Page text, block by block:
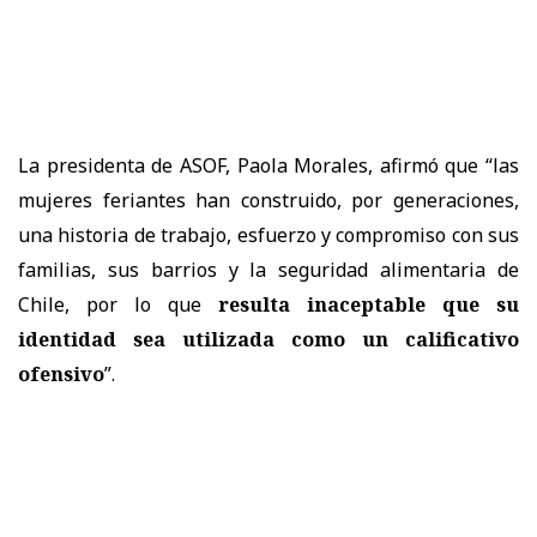
La presidenta de ASOF, Paola Morales, afirmó que “las
mujeres feriantes han construido, por generaciones,
una historia de trabajo, esfuerzo y compromiso con sus
familias, sus barrios y la seguridad alimentaria de
Chile, por lo que
resulta inaceptable que su
identidad sea utilizada como un calificativo
ofensivo”.